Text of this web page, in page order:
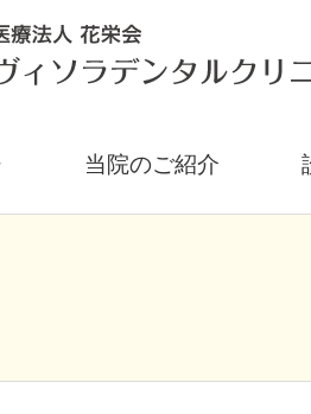
当院のご紹介